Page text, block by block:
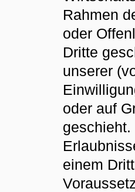
Rahmen
oder
Dritte
unserer
oder auf
einem